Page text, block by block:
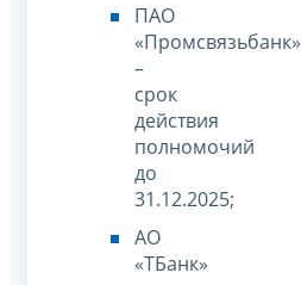
ПАО
«Промсвязьбанк»
–
срок
действия
полномочий
до
31.12.2025;
АО
«ТБанк»